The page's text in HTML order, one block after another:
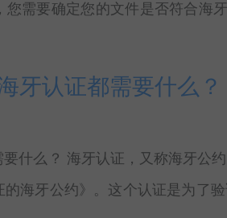
需要确定您的文件是否符合海
牙认证都需要什么？
什么？ 海牙认证，又称海牙公
海牙公约》。这个认证是为了